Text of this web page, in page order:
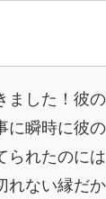
ました！彼
に瞬時に彼
られたのに
れない縁だ